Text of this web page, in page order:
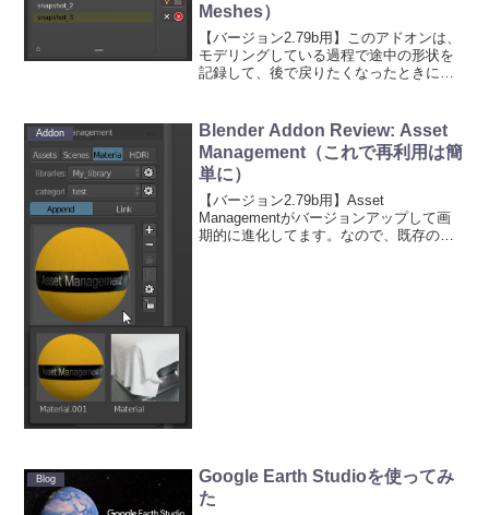
Meshes）
【バージョン2.79b用】このアドオンは、
モデリングしている過程で途中の形状を
記録して、後で戻りたくなったときにい
Dropboxから入手。またはBlenderフ...
Addon
Blender Addon Review: Asset
Management（これで再利用は簡
単に）
【バージョン2.79b用】Asset
Managementがバージョンアップして画
期的に進化してます。なので、既存の記
Blog
Google Earth Studioを使ってみ
た